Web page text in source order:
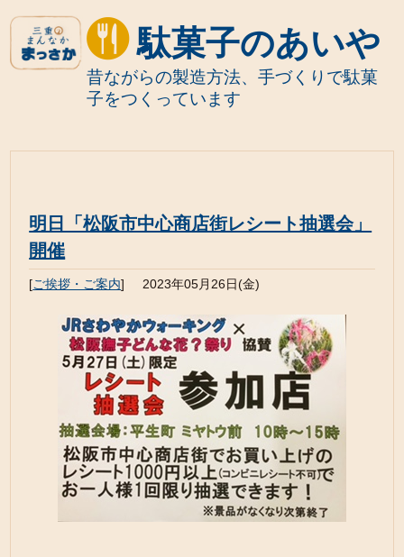
駄菓子のあいや
昔ながらの製造方法、手づくりで駄菓
子をつくっています
明日「松阪市中心商店街レシート抽選会」
開催
[ご挨拶・ご案内] 2023年05月26日(金)